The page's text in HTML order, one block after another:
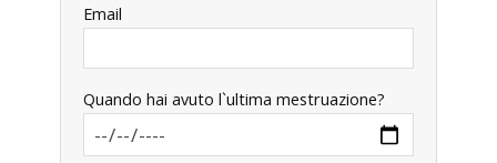
Email
Quando hai avuto l`ultima mestruazione?